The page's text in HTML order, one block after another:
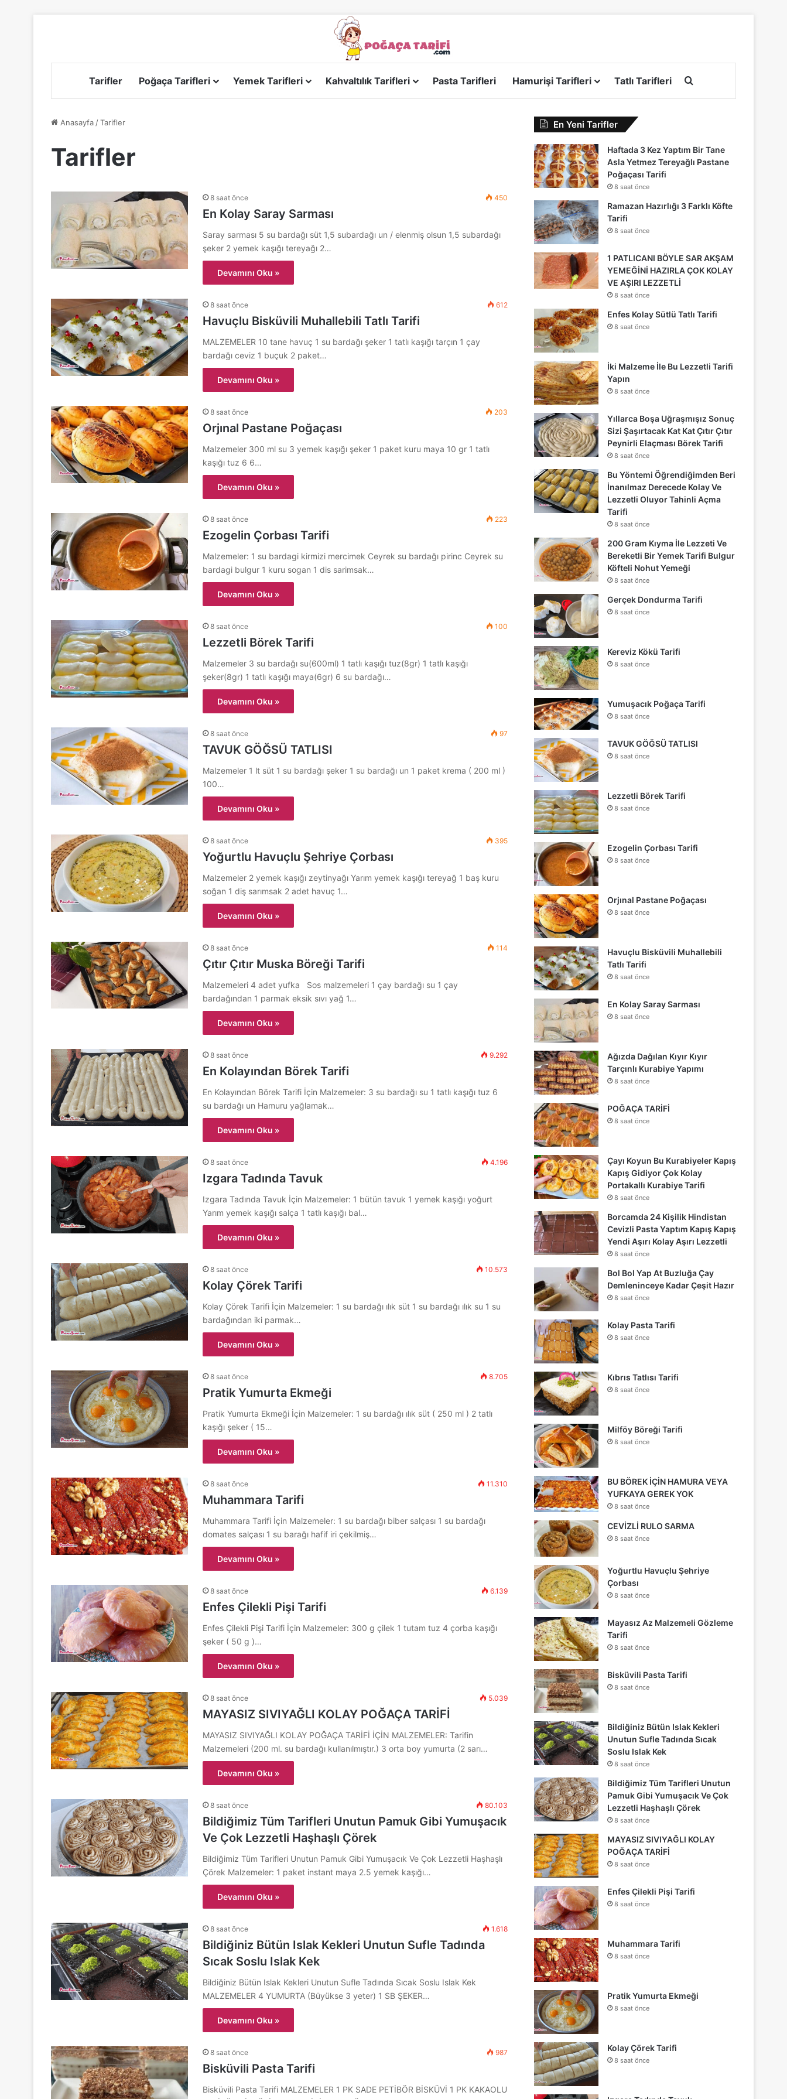
Tarifler Poğaça Tarifleri Yemek Tarifleri Kahvaltılık Tarifleri Pasta Tarifleri Hamurişi Tarifleri Tatlı Tarifleri
Anasayfa /Tarifler
Tarifler
8 saat önce 450
En Kolay Saray Sarması
Saray sarması 5 su bardağı süt 1,5 subardağı un / elenmiş olsun 1,5 subardağı
şeker 2 yemek kaşığı tereyağı 2…
Devamını Oku »
8 saat önce 612
Havuçlu Bisküvili Muhallebili Tatlı Tarifi
MALZEMELER 10 tane havuç 1 su bardağı şeker 1 tatlı kaşığı tarçın 1 çay
bardağı ceviz 1 buçuk 2 paket…
Devamını Oku »
8 saat önce 203
Orjınal Pastane Poğaçası
Malzemeler 300 ml su 3 yemek kaşığı şeker 1 paket kuru maya 10 gr 1 tatlı
kaşığı tuz 6 6…
Devamını Oku »
8 saat önce 223
Ezogelin Çorbası Tarifi
Malzemeler: 1 su bardagi kirmizi mercimek Ceyrek su bardağı pirinc Ceyrek su
bardagi bulgur 1 kuru sogan 1 dis sarimsak…
Devamını Oku »
8 saat önce 100
Lezzetli Börek Tarifi
Malzemeler 3 su bardağı su(600ml) 1 tatlı kaşığı tuz(8gr) 1 tatlı kaşığı
şeker(8gr) 1 tatlı kaşığı maya(6gr) 6 su bardağı…
Devamını Oku »
8 saat önce 97
TAVUK GÖĞSÜ TATLISI
Malzemeler 1 lt süt 1 su bardağı şeker 1 su bardağı un 1 paket krema ( 200 ml )
100…
Devamını Oku »
8 saat önce 395
Yoğurtlu Havuçlu Şehriye Çorbası
Malzemeler 2 yemek kaşığı zeytinyağı Yarım yemek kaşığı tereyağ 1 baş kuru
soğan 1 diş sarımsak 2 adet havuç 1…
Devamını Oku »
8 saat önce 114
Çıtır Çıtır Muska Böreği Tarifi
Malzemeleri 4 adet yufka Sos malzemeleri 1 çay bardağı su 1 çay
bardağından 1 parmak eksik sıvı yağ 1…
Devamını Oku »
8 saat önce 9.292
En Kolayından Börek Tarifi
En Kolayından Börek Tarifi İçin Malzemeler: 3 su bardağı su 1 tatlı kaşığı tuz 6
su bardağı un Hamuru yağlamak…
Devamını Oku »
8 saat önce 4.196
Izgara Tadında Tavuk
Izgara Tadında Tavuk İçin Malzemeler: 1 bütün tavuk 1 yemek kaşığı yoğurt
Yarım yemek kaşığı salça 1 tatlı kaşığı bal…
Devamını Oku »
8 saat önce 10.573
Kolay Çörek Tarifi
Kolay Çörek Tarifi İçin Malzemeler: 1 su bardağı ılık süt 1 su bardağı ılık su 1 su
bardağından iki parmak…
Devamını Oku »
8 saat önce 8.705
Pratik Yumurta Ekmeği
Pratik Yumurta Ekmeği İçin Malzemeler: 1 su bardağı ılık süt ( 250 ml ) 2 tatlı
kaşığı şeker ( 15…
Devamını Oku »
8 saat önce 11.310
Muhammara Tarifi
Muhammara Tarifi İçin Malzemeler: 1 su bardağı biber salçası 1 su bardağı
domates salçası 1 su barağı hafif iri çekilmiş…
Devamını Oku »
8 saat önce 6.139
Enfes Çilekli Pişi Tarifi
Enfes Çilekli Pişi Tarifi İçin Malzemeler: 300 g çilek 1 tutam tuz 4 çorba kaşığı
şeker ( 50 g )…
Devamını Oku »
8 saat önce 5.039
MAYASIZ SIVIYAĞLI KOLAY POĞAÇA TARİFİ
MAYASIZ SIVIYAĞLI KOLAY POĞAÇA TARİFİ İÇİN MALZEMELER: Tarifin
Malzemeleri (200 ml. su bardağı kullanılmıştır.) 3 orta boy yumurta (2 sarı…
Devamını Oku »
8 saat önce 80.103
Bildiğimiz Tüm Tarifleri Unutun Pamuk Gibi Yumuşacık
Ve Çok Lezzetli Haşhaşlı Çörek
Bildiğimiz Tüm Tarifleri Unutun Pamuk Gibi Yumuşacık Ve Çok Lezzetli Haşhaşlı
Çörek Malzemeler: 1 paket instant maya 2.5 yemek kaşığı…
Devamını Oku »
8 saat önce 1.618
Bildiğiniz Bütün Islak Kekleri Unutun Sufle Tadında
Sıcak Soslu Islak Kek
Bildiğiniz Bütün Islak Kekleri Unutun Sufle Tadında Sıcak Soslu Islak Kek
MALZEMELER 4 YUMURTA (Büyükse 3 yeter) 1 SB ŞEKER…
Devamını Oku »
8 saat önce 987
Bisküvili Pasta Tarifi
Bisküvili Pasta Tarifi MALZEMELER 1 PK SADE PETİBÖR BİSKÜVİ 1 PK KAKAOLU
En Yeni Tarifler
Haftada 3 Kez Yaptım Bir Tane
Asla Yetmez Tereyağlı Pastane
Poğaçası Tarifi
8 saat önce
Ramazan Hazırlığı 3 Farklı Köfte
Tarifi
8 saat önce
1 PATLICANI BÖYLE SAR AKŞAM
YEMEĞİNİ HAZIRLA ÇOK KOLAY
VE AŞIRI LEZZETLİ
8 saat önce
Enfes Kolay Sütlü Tatlı Tarifi
8 saat önce
İki Malzeme İle Bu Lezzetli Tarifi
Yapın
8 saat önce
Yıllarca Boşa Uğraşmışız Sonuç
Sizi Şaşırtacak Kat Kat Çıtır Çıtır
Peynirli Elaçması Börek Tarifi
8 saat önce
Bu Yöntemi Öğrendiğimden Beri
İnanılmaz Derecede Kolay Ve
Lezzetli Oluyor Tahinli Açma
Tarifi
8 saat önce
200 Gram Kıyma İle Lezzeti Ve
Bereketli Bir Yemek Tarifi Bulgur
Köfteli Nohut Yemeği
8 saat önce
Gerçek Dondurma Tarifi
8 saat önce
Kereviz Kökü Tarifi
8 saat önce
Yumuşacık Poğaça Tarifi
8 saat önce
TAVUK GÖĞSÜ TATLISI
8 saat önce
Lezzetli Börek Tarifi
8 saat önce
Ezogelin Çorbası Tarifi
8 saat önce
Orjınal Pastane Poğaçası
8 saat önce
Havuçlu Bisküvili Muhallebili
Tatlı Tarifi
8 saat önce
En Kolay Saray Sarması
8 saat önce
Ağızda Dağılan Kıyır Kıyır
Tarçınlı Kurabiye Yapımı
8 saat önce
POĞAÇA TARİFİ
8 saat önce
Çayı Koyun Bu Kurabiyeler Kapış
Kapış Gidiyor Çok Kolay
Portakallı Kurabiye Tarifi
8 saat önce
Borcamda 24 Kişilik Hindistan
Cevizli Pasta Yaptım Kapış Kapış
Yendi Aşırı Kolay Aşırı Lezzetli
8 saat önce
Bol Bol Yap At Buzluğa Çay
Demleninceye Kadar Çeşit Hazır
8 saat önce
Kolay Pasta Tarifi
8 saat önce
Kıbrıs Tatlısı Tarifi
8 saat önce
Milföy Böreği Tarifi
8 saat önce
BU BÖREK İÇİN HAMURA VEYA
YUFKAYA GEREK YOK
8 saat önce
CEVİZLİ RULO SARMA
8 saat önce
Yoğurtlu Havuçlu Şehriye
Çorbası
8 saat önce
Mayasız Az Malzemeli Gözleme
Tarifi
8 saat önce
Bisküvili Pasta Tarifi
8 saat önce
Bildiğiniz Bütün Islak Kekleri
Unutun Sufle Tadında Sıcak
Soslu Islak Kek
8 saat önce
Bildiğimiz Tüm Tarifleri Unutun
Pamuk Gibi Yumuşacık Ve Çok
Lezzetli Haşhaşlı Çörek
8 saat önce
MAYASIZ SIVIYAĞLI KOLAY
POĞAÇA TARİFİ
8 saat önce
Enfes Çilekli Pişi Tarifi
8 saat önce
Muhammara Tarifi
8 saat önce
Pratik Yumurta Ekmeği
8 saat önce
Kolay Çörek Tarifi
8 saat önce